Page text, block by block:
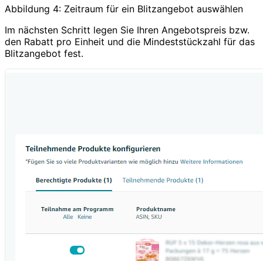
Abbildung 4: Zeitraum für ein Blitzangebot auswählen
Im nächsten Schritt legen Sie Ihren Angebotspreis bzw.
den Rabatt pro Einheit und die Mindeststückzahl für das
Blitzangebot fest.